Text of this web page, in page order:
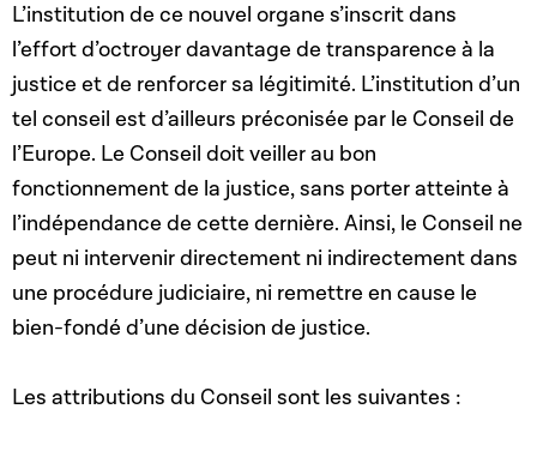
L’institution de ce nouvel organe s’inscrit dans
l’effort d’octroyer davantage de transparence à la
justice et de renforcer sa légitimité. L’institution d’un
tel conseil est d’ailleurs préconisée par le Conseil de
l’Europe. Le Conseil doit veiller au bon
fonctionnement de la justice, sans porter atteinte à
l’indépendance de cette dernière. Ainsi, le Conseil ne
peut ni intervenir directement ni indirectement dans
une procédure judiciaire, ni remettre en cause le
bien-fondé d’une décision de justice.
Les attributions du Conseil sont les suivantes :